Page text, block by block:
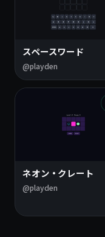
スペースワード
@playden
ネオン・クレート
@playden